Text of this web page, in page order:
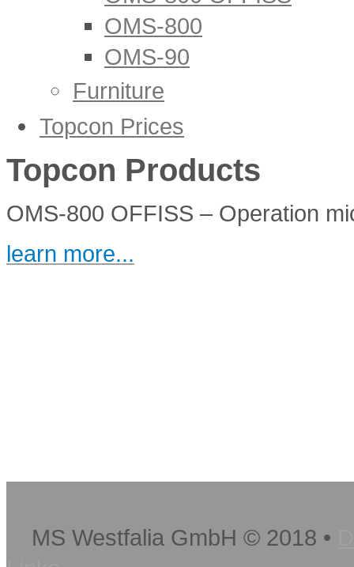
OMS-800
OMS-90
Furniture
IS-600III
Topcon Prices
Topcon Products
OMS-800 OFFISS – Operation
learn more...
MS Westfalia GmbH © 2018 •